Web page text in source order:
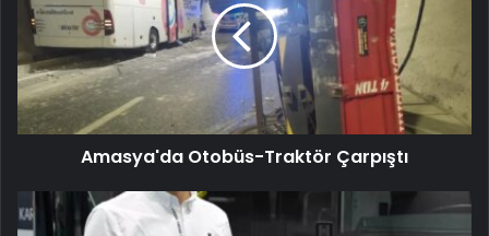
Amasya'da Otobüs-Traktör Çarpıştı